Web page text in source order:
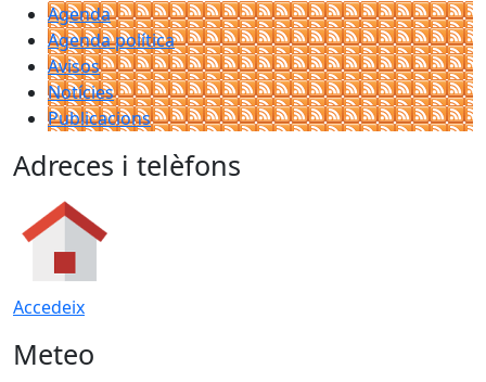
Agenda
Agenda política
Avisos
Notícies
Publicacions
Adreces i telèfons
Accedeix
Meteo